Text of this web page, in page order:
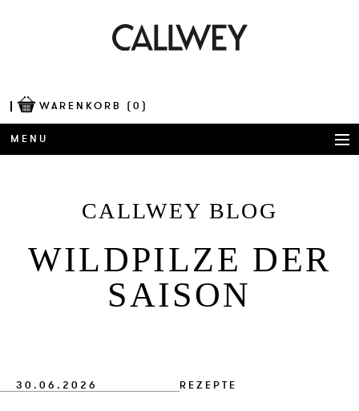
WARENKORB (0)
MENU
AWARDS
BEST OF ARCHITECTURE
CORPORATE PUBLISHING
CALLWEY BLOG
WILD­PIL­ZE DER
SAI­SON
30.06.2026 REZEPTE